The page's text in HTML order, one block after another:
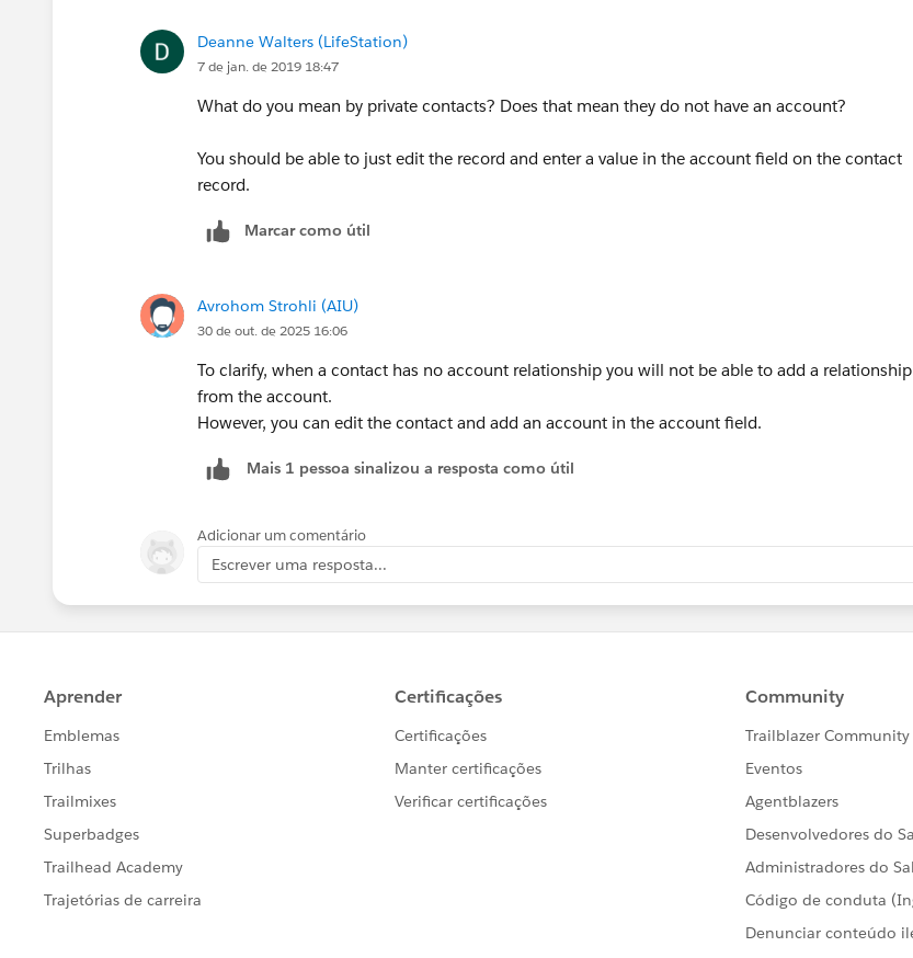
Deanne Walters (LifeStation)
7 de jan. de 2019 18:47
What do you mean by private contacts? Does that mean they do not have an account?
You should be able to just edit the record and enter a value in the account field on the contact
record.
Marcar como útil
Avrohom Strohli (AIU)
30 de out. de 2025 16:06
To clarify, when a contact has no account relationship you will not be able to add a relationship
from the account.
However, you can edit the contact and add an account in the account field.
Mais 1 pessoa sinalizou a resposta como útil
Adicionar um comentário
Escrever uma resposta...